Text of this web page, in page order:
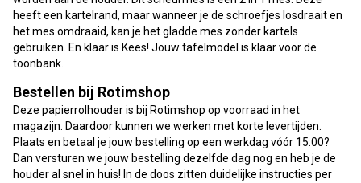
heeft een kartelrand, maar wanneer je de schroefjes losdraait en
het mes omdraaid, kan je het gladde mes zonder kartels
gebruiken. En klaar is Kees! Jouw tafelmodel is klaar voor de
toonbank.
Bestellen bij Rotimshop
Deze papierrolhouder is bij Rotimshop op voorraad in het
magazijn. Daardoor kunnen we werken met korte levertijden.
Plaats en betaal je jouw bestelling op een werkdag vóór 15:00?
Dan versturen we jouw bestelling dezelfde dag nog en heb je de
houder al snel in huis! In de doos zitten duidelijke instructies per